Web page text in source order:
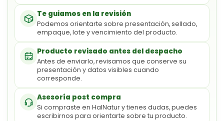
Te guiamos en la revisión
Podemos orientarte sobre presentación, sellado,
empaque, lote y vencimiento del producto.
Producto revisado antes del despacho
Antes de enviarlo, revisamos que conserve su
presentación y datos visibles cuando
corresponde.
Asesoría post compra
Si compraste en HalNatur y tienes dudas, puedes
escribirnos para orientarte sobre tu producto.